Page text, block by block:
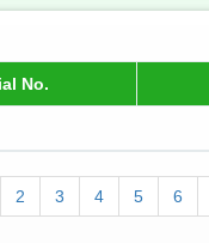
No.
2 3 4 5 6